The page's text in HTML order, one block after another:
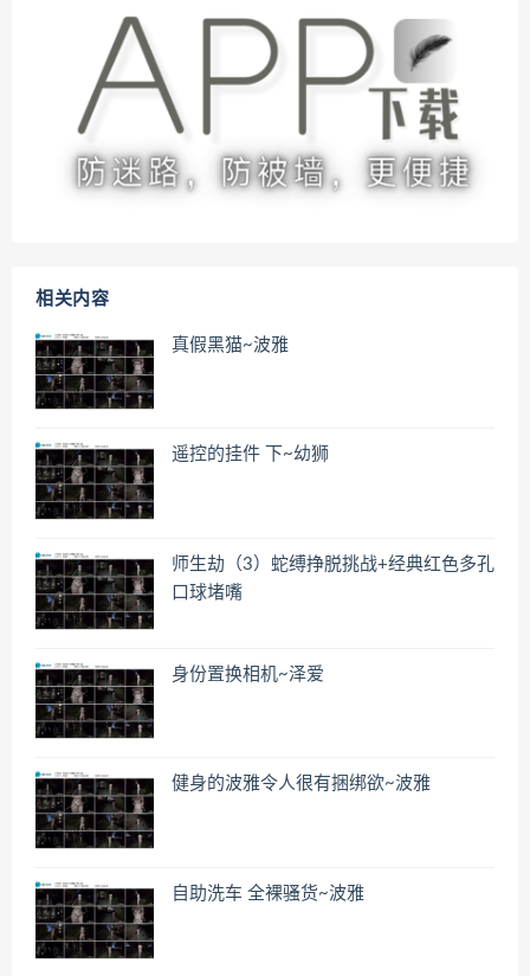
相关内容
真假黑猫~波雅
遥控的挂件 下~幼狮
师生劫（3）蛇缚挣脱挑战+经典红色多孔
口球堵嘴
身份置换相机~泽爱
健身的波雅令人很有捆绑欲~波雅
自助洗车 全裸骚货~波雅